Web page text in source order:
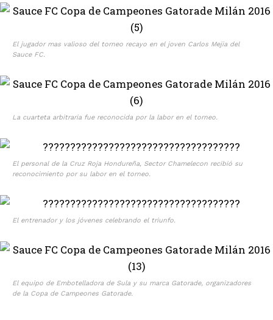
El jugador mas valioso del torneo recayo en el joven Carlos Mejia del
Sauce FC.
La cuarteta arbitraria fue reconocida por la labor en el torneo.
El personal de la Cruz Roja Hondureña, Sector Chamelecon recibió su
reconocimiento por su labor en el torneo.
El entrenador y los jóvenes celebrando el triunfo.
El equipo de Embotelladora de Sula y su marca Gatorade, organizadores
de la Copa de Campeones Gatorade.